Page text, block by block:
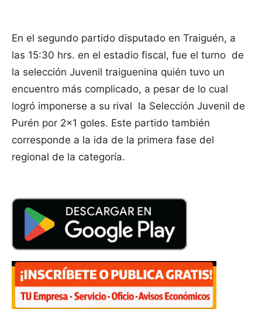
En el segundo partido disputado en Traiguén, a
las 15:30 hrs. en el estadio fiscal, fue el turno de
la selección Juvenil traiguenina quién tuvo un
encuentro más complicado, a pesar de lo cual
logró imponerse a su rival la Selección Juvenil de
Purén por 2×1 goles. Este partido también
corresponde a la ida de la primera fase del
regional de la categoría.